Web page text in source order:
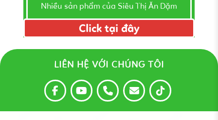
Nhiều sản phẩm của Siêu Thị Ăn Dặm
Click tại đây
LIÊN HỆ VỚI CHÚNG TÔI